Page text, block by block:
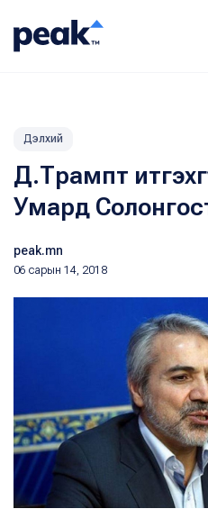
Дэлхий
Д.Трампт
Умард
peak.mn
06 сарын 14, 2018